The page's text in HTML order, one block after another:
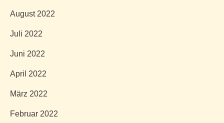
August 2022
Juli 2022
Juni 2022
April 2022
März 2022
Februar 2022